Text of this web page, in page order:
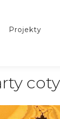
projekty